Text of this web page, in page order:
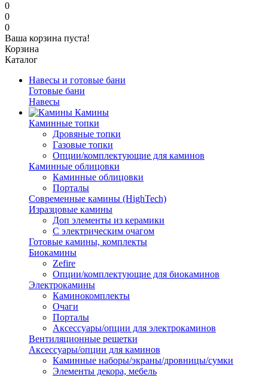
0
0
0
Ваша корзина пуста!
Корзина
Каталог
Навесы и готовые бани
Готовые бани
Навесы
Камины
Каминные топки
Дровяные топки
Газовые топки
Опции/комплектующие для каминов
Каминные облицовки
Каминные облицовки
Порталы
Современные камины (HighTech)
Изразцовые камины
Доп элементы из керамики
С электрическим очагом
Готовые камины, комплекты
Биокамины
Zefire
Опции/комплектующие для биокаминов
Электрокамины
Каминокомплекты
Очаги
Порталы
Аксессуары/опции для электрокаминов
Вентиляционные решетки
Аксессуары/опции для каминов
Каминные наборы/экраны/дровницы/сумки
Элементы декора, мебель